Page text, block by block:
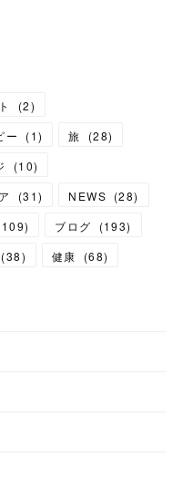
(2)
ー (1) 旅 (28)
(10)
(31) NEWS (28)
109) ブログ (193)
(38) 健康 (68)